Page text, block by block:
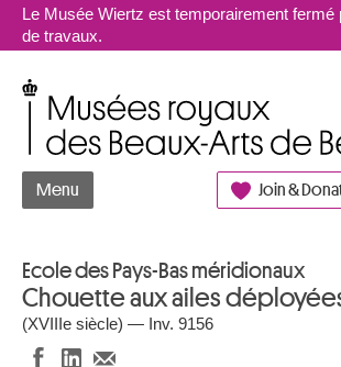
Aller au
Le Musée Wiertz est temporairement fermé
de travaux.
Menu Join &
Ecole des Pays-Bas méridionaux
Chouette aux ailes
(XVIIIe siècle) — Inv. 9156